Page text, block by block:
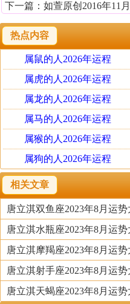
金牛座 阿七
金牛座女性本月开始将有
方式与各种物品、财产等有
他们可能有一段时间的负面
11月金牛座人会有更多的
关。在你的直系亲属或朋友
当你开始了解一个新认识
快你会预期一个将会从远
在大多数情况下那将对你的
本月你家里的一个人将会发
你家里创建紧张和爆炸。
这个时候冲突不能解决问题
控制这样的情绪。
上个月你的一个问题现在
这应该是一个快乐的理由
真正非凡的耐心。
下一篇： 如萱原创2016年11
热点内容
属鼠的人2026年运程
属虎的人2026年运程
属龙的人2026年运程
属马的人2026年运程
属猴的人2026年运程
属狗的人2026年运程
相关文章
唐立淇双鱼座2023年8月运势
唐立淇水瓶座2023年8月运势
唐立淇摩羯座2023年8月运势
唐立淇射手座2023年8月运势
唐立淇天蝎座2023年8月运势